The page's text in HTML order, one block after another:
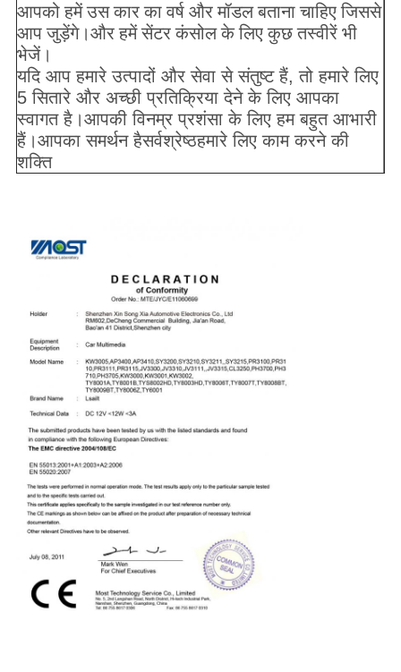
आपको हमें उस कार का वर्ष और मॉडल बताना चाहिए जिससे
आप जुड़ेंगे।और हमें सेंटर कंसोल के लिए कुछ तस्वीरें भी
भेजें।
यदि आप हमारे उत्पादों और सेवा से संतुष्ट हैं, तो हमारे लिए
5 सितारे और अच्छी प्रतिक्रिया देने के लिए आपका
स्वागत है।आपकी विनम्र प्रशंसा के लिए हम बहुत आभारी
हैं।आपका समर्थन हैसर्वश्रेष्ठहमारे लिए काम करने की
शक्ति